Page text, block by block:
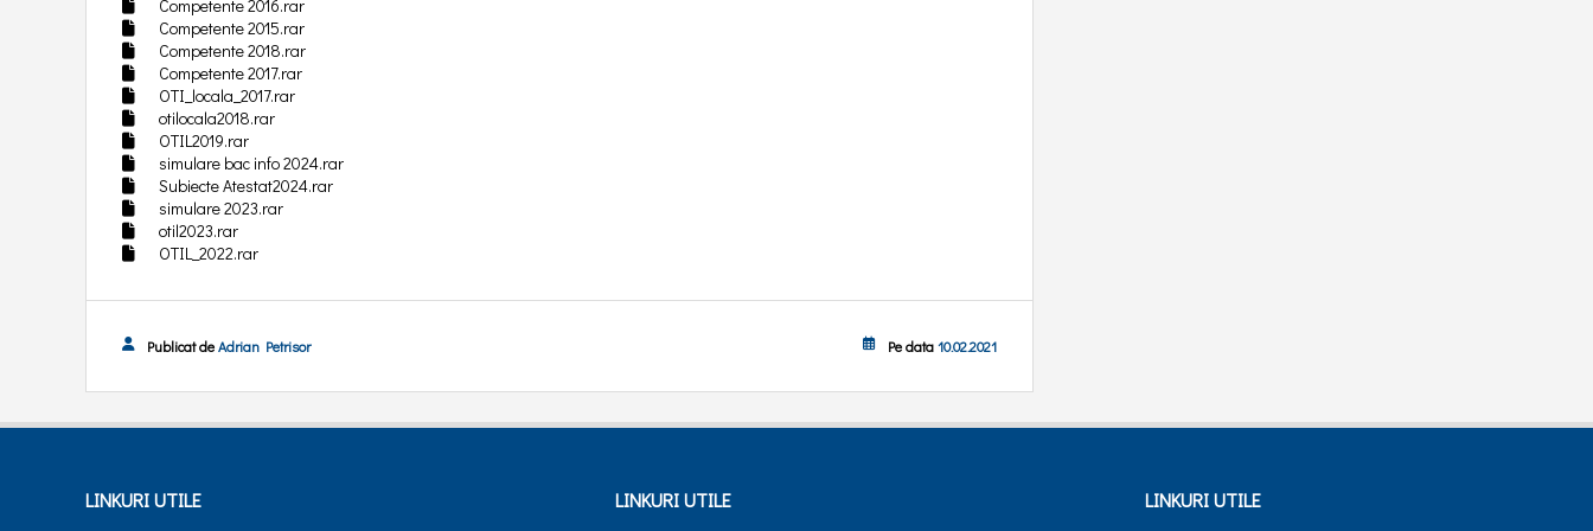
Competente 2016.rar
Competente 2015.rar
Competente 2018.rar
Competente 2017.rar
OTI_locala_2017.rar
otilocala2018.rar
OTIL2019.rar
simulare bac info 2024.rar
Subiecte Atestat2024.rar
simulare 2023.rar
otil2023.rar
OTIL_2022.rar
Publicat deAdrian Petrisor Pe data10.02.2021
LINKURI UTILE LINKURI UTILE LINKURI UTILE